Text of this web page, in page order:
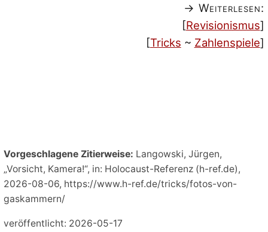
→ Weiterlesen:
[Revisionismus]
[Tricks ~ Zahlenspiele]
Vorgeschlagene Zitierweise: Langowski, Jürgen,
„Vorsicht, Kamera!“, in: Holocaust-Referenz (h-ref.de),
2026-08-06, https://www.h-ref.de/tricks/fotos-von-
gaskammern/
veröffentlicht: 2026-05-17